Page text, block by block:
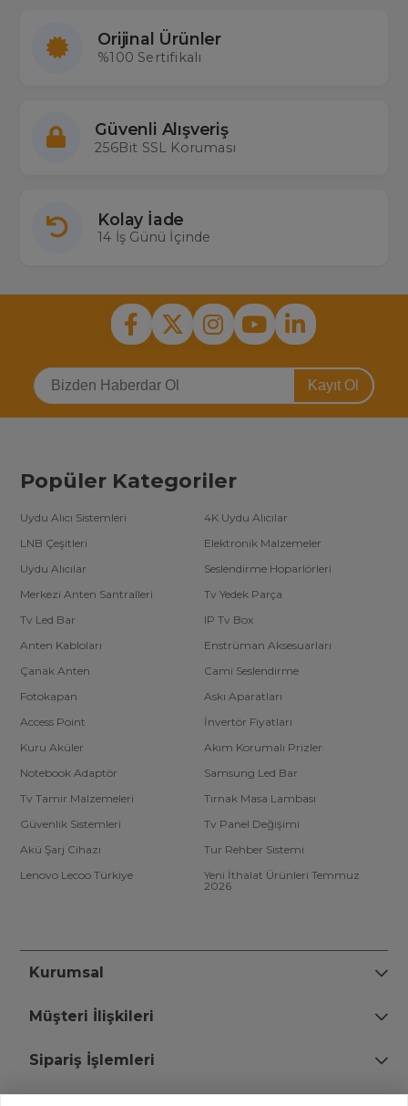
Orijinal Ürünler
%100 Sertifikalı
Güvenli Alışveriş
256Bit SSL Koruması
Kolay İade
14 İş Günü İçinde
Kayıt Ol
Popüler Kategoriler
Uydu Alıcı Sistemleri
4K Uydu Alıcılar
LNB Çeşitleri
Elektronik Malzemeler
Uydu Alıcılar
Seslendirme Hoparlörleri
Merkezi Anten Santralleri
Tv Yedek Parça
Tv Led Bar
IP Tv Box
Anten Kabloları
Enstrüman Aksesuarları
Çanak Anten
Cami Seslendirme
Fotokapan
Askı Aparatları
Access Point
İnvertör Fiyatları
Kuru Aküler
Akım Korumalı Prizler
Notebook Adaptör
Samsung Led Bar
Tv Tamir Malzemeleri
Tırnak Masa Lambası
Güvenlik Sistemleri
Tv Panel Değişimi
Akü Şarj Cihazı
Tur Rehber Sistemi
Lenovo Lecoo Türkiye
Yeni İthalat Ürünleri Temmuz
2026
Kurumsal
Müşteri İlişkileri
Sipariş İşlemleri